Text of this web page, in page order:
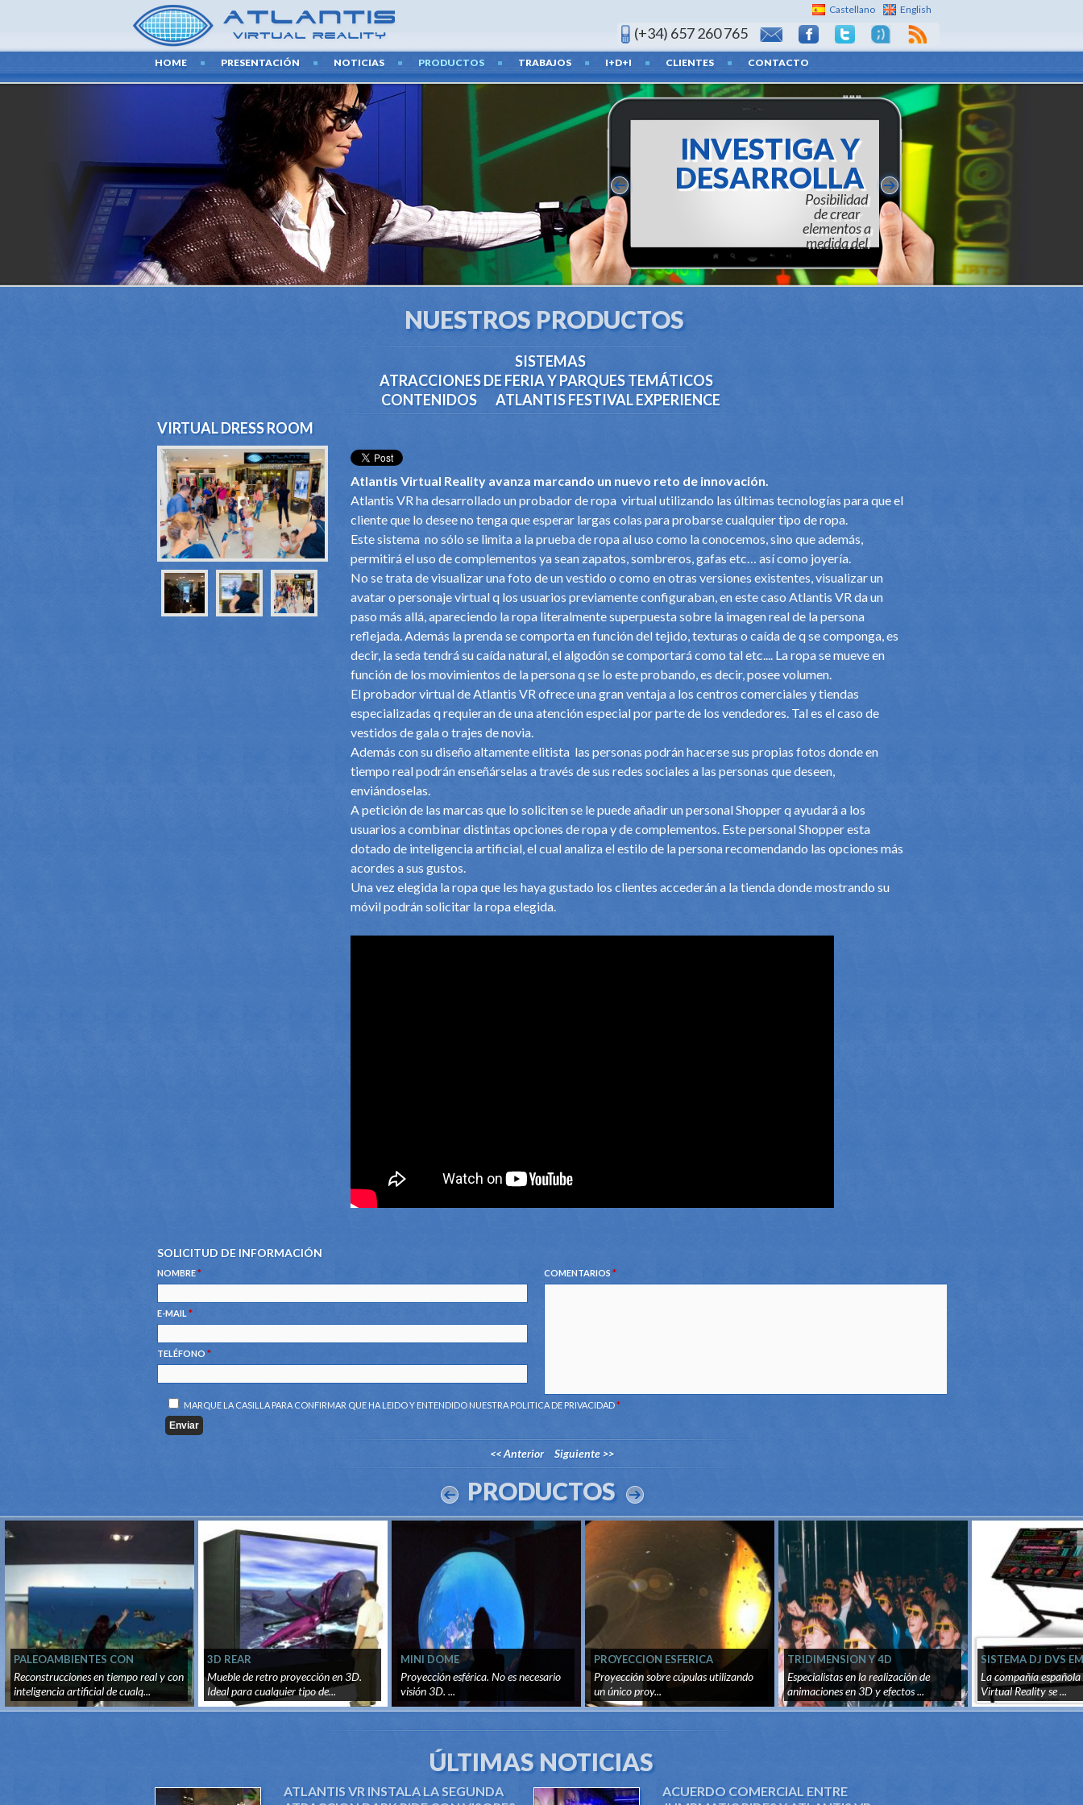
Castellano English
(+34) 657 260 765
HOME PRESENTACIÓN NOTICIAS PRODUCTOS TRABAJOS I+D+I CLIENTES CONTACTO
INVESTIGA Y
DESARROLLA
Posibilidad de crear elementos a
medida del cliente final
NUESTROS PRODUCTOS
SISTEMAS
ATRACCIONES DE FERIA Y PARQUES TEMÁTICOS
CONTENIDOS
ATLANTIS FESTIVAL EXPERIENCE
VIRTUAL DRESS ROOM
Atlantis Virtual Reality avanza marcando un nuevo reto de innovación.
Atlantis VR ha desarrollado un probador de ropa virtual utilizando las últimas tecnologías para que el
cliente que lo desee no tenga que esperar largas colas para probarse cualquier tipo de ropa.
Este sistema no sólo se limita a la prueba de ropa al uso como la conocemos, sino que además,
permitirá el uso de complementos ya sean zapatos, sombreros, gafas etc… así como joyería.
No se trata de visualizar una foto de un vestido o como en otras versiones existentes, visualizar un
avatar o personaje virtual q los usuarios previamente configuraban, en este caso Atlantis VR da un
paso más allá, apareciendo la ropa literalmente superpuesta sobre la imagen real de la persona
reflejada. Además la prenda se comporta en función del tejido, texturas o caída de q se componga, es
decir, la seda tendrá su caída natural, el algodón se comportará como tal etc.... La ropa se mueve en
función de los movimientos de la persona q se lo este probando, es decir, posee volumen.
El probador virtual de Atlantis VR ofrece una gran ventaja a los centros comerciales y tiendas
especializadas q requieran de una atención especial por parte de los vendedores. Tal es el caso de
vestidos de gala o trajes de novia.
Además con su diseño altamente elitista las personas podrán hacerse sus propias fotos donde en
tiempo real podrán enseñárselas a través de sus redes sociales a las personas que deseen,
enviándoselas.
A petición de las marcas que lo soliciten se le puede añadir un personal Shopper q ayudará a los
usuarios a combinar distintas opciones de ropa y de complementos. Este personal Shopper esta
dotado de inteligencia artificial, el cual analiza el estilo de la persona recomendando las opciones más
acordes a sus gustos.
Una vez elegida la ropa que les haya gustado los clientes accederán a la tienda donde mostrando su
móvil podrán solicitar la ropa elegida.
SOLICITUD DE INFORMACIÓN
NOMBRE*
E-MAIL *
TELÉFONO *
COMENTARIOS *
MARQUE LA CASILLA PARA CONFIRMAR QUE HA LEIDO Y ENTENDIDO NUESTRA POLITICA DE PRIVACIDAD*
<< Anterior Siguiente >>
PRODUCTOS
PALEOAMBIENTES CON
INTELIGENCIA Y VISION
ARTIFICIAL
Reconstrucciones en tiempo real y con
inteligencia artificial de cualq...
3D REAR
Mueble de retro proyección en 3D.
Ideal para cualquier tipo de...
MINI DOME
Proyección esférica. No es necesario
visión 3D. ...
PROYECCION ESFERICA
Proyección sobre cúpulas utilizando
un único proy...
TRIDIMENSION Y 4D
Especialistas en la realización de
animaciones en 3D y efectos ...
SISTEMA DJ DVS
La compañía
Virtual Reality se ...
ÚLTIMAS NOTICIAS
ATLANTIS VR INSTALA LA SEGUNDA
ACUERDO COMERCIAL ENTRE